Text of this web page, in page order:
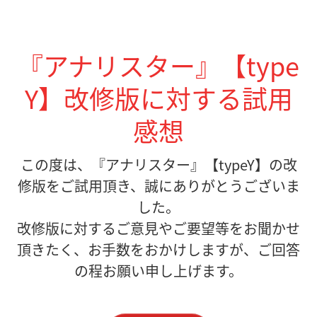
『アナリスター』【type
Y】改修版に対する試用
感想
この度は、『アナリスター』【typeY】の改
修版をご試用頂き、誠にありがとうございま
した。
改修版に対するご意見やご要望等をお聞かせ
頂きたく、お手数をおかけしますが、ご回答
の程お願い申し上げます。